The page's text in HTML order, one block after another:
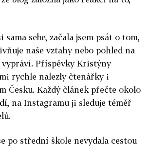
sama sebe, začala jsem psát o tom,
naše vztahy nebo pohled na
vypráví. Příspěvky Kristýny
rychle nalezly čtenářky i
Česku. Každý článek přečte okolo
na Instagramu ji sleduje téměř
po střední škole nevydala cestou